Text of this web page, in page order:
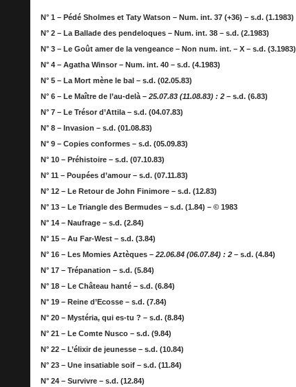
N° 1 – Pédé Sholmes et Taty Watson – Num. int. 37 (+36) – s.d. (1.1983)
N° 2 – La Ballade des pendeloques – Num. int. 38 – s.d. (2.1983)
N° 3 – Le Goût amer de la vengeance – Non num. int. – X – s.d. (3.1983)
N° 4 – Agatha Winsor – Num. int. 40 – s.d. (4.1983)
N° 5 – La Mort mène le bal – s.d. (02.05.83)
N° 6 – Le Maître de l’au-delà – 25.07.83 (11.08.83) : 2– s.d. (6.83)
N° 7 – Le Trésor d’Attila – s.d. (04.07.83)
N° 8 – Invasion – s.d. (01.08.83)
N° 9 – Copies conformes – s.d. (05.09.83)
N° 10 – Préhistoire – s.d. (07.10.83)
N° 11 – Poupées d’amour – s.d. (07.11.83)
N° 12 – Le Retour de John Finimore – s.d. (12.83)
N° 13 – Le Triangle des Bermudes – s.d. (1.84) – © 1983
N° 14 – Naufrage – s.d. (2.84)
N° 15 – Au Far-West – s.d. (3.84)
N° 16 – Les Momies Aztèques – 22.06.84 (06.07.84) : 2– s.d. (4.84)
N° 17 – Trépanation – s.d. (5.84)
N° 18 – Le Château hanté – s.d. (6.84)
N° 19 – Reine d’Ecosse – s.d. (7.84)
N° 20 – Mystéria, qui es-tu ? – s.d. (8.84)
N° 21 – Le Comte Nusco – s.d. (9.84)
N° 22 – L’élixir de jeunesse – s.d. (10.84)
N° 23 – Une insatiable soif – s.d. (11.84)
N° 24 – Survivre – s.d. (12.84)